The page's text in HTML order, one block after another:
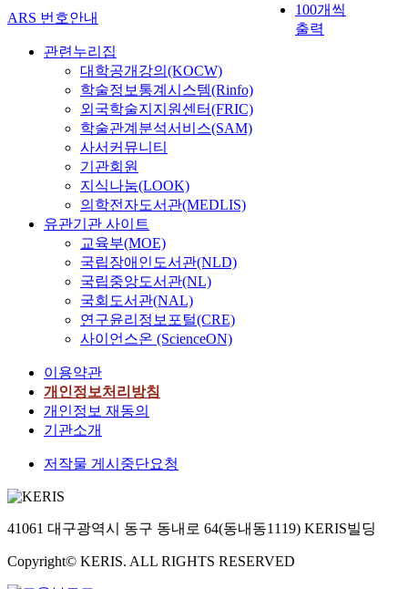
100개씩
출력
ARS 번호안내
관련누리집
대학공개강의(KOCW)
학술정보통계시스템(Rinfo)
외국학술지지원센터(FRIC)
학술관계분석서비스(SAM)
사서커뮤니티
기관회원
지식나눔(LOOK)
의학전자도서관(MEDLIS)
유관기관 사이트
교육부(MOE)
국립장애인도서관(NLD)
국립중앙도서관(NL)
국회도서관(NAL)
연구윤리정보포털(CRE)
사이언스온 (ScienceON)
이용약관
개인정보처리방침
개인정보 재동의
기관소개
저작물 게시중단요청
41061 대구광역시 동구 동내로 64(동내동1119) KERIS빌딩
Copyright© KERIS. ALL RIGHTS RESERVED